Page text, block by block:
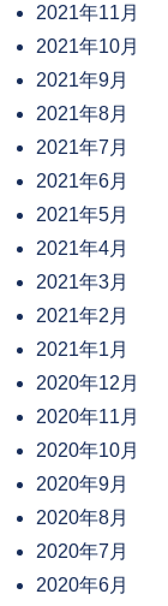
2021年11月
2021年10月
2021年9月
2021年8月
2021年7月
2021年6月
2021年5月
2021年4月
2021年3月
2021年2月
2021年1月
2020年12月
2020年11月
2020年10月
2020年9月
2020年8月
2020年7月
2020年6月